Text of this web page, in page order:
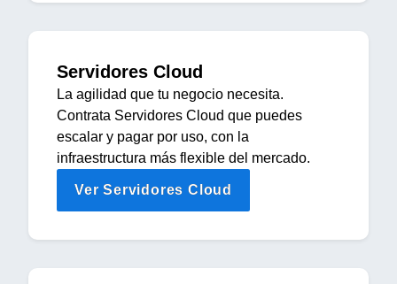
Servidores Cloud
La agilidad que tu negocio necesita.
Contrata Servidores Cloud que puedes
escalar y pagar por uso, con la
infraestructura más flexible del mercado.
Ver Servidores Cloud